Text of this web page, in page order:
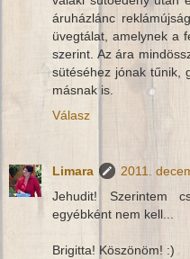
áruházlánc
üvegtálat, amelynek a
szerint. Az ára
sütéséhez jónak tűnik,
másnak is.
Válasz
Limara
2011.
Jehudit! Szerintem
egyébként nem kell...
Brigitta! Köszönöm! :)